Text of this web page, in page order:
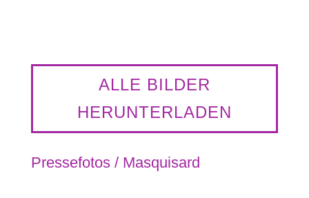
ALLE BILDER
HERUNTERLADEN
Pressefotos / Masquisard